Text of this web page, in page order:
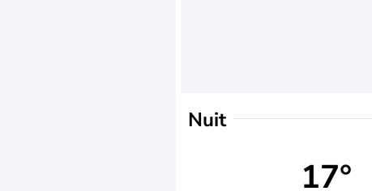
Nuit
17°